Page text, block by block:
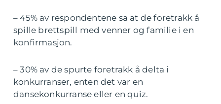
– 45% av respondentene sa at de foretrakk å
spille brettspill med venner og familie i en
konfirmasjon.
– 30% av de spurte foretrakk å delta i
konkurranser, enten det var en
dansekonkurranse eller en quiz.